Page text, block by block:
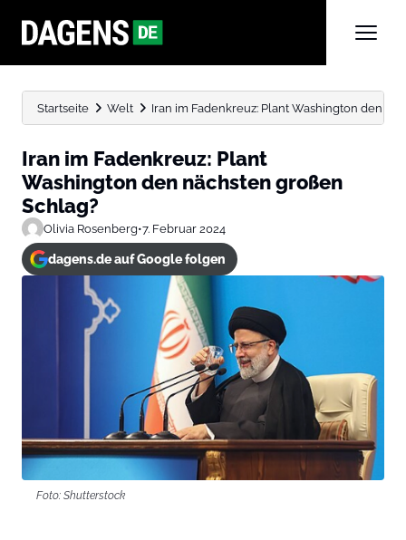
Startseite Welt Iran im Fadenkreuz: Plant Washington den
Iran im Fadenkreuz: Plant
Washington den nächsten großen
Schlag?
Olivia Rosenberg•7. Februar 2024
dagens.de auf Google folgen
Foto: Shutterstock